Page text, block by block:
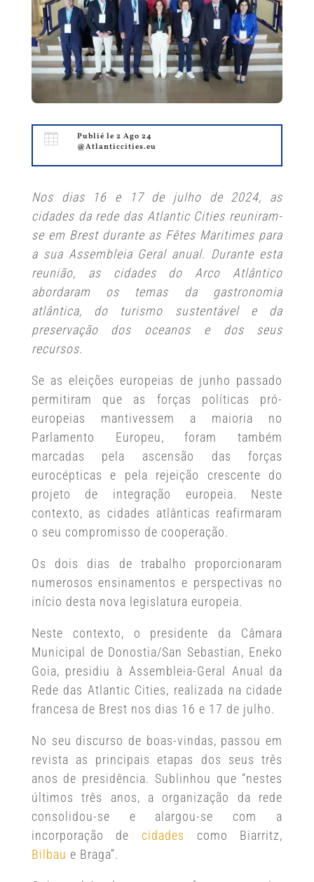

Publié le 2 Ago 24
@Atlanticcities.eu
Nos dias 16 e 17 de julho de 2024, as
cidades da rede das Atlantic Cities reuniram-
se em Brest durante as Fêtes Maritimes para
a sua Assembleia Geral anual. Durante esta
reunião, as cidades do Arco Atlântico
abordaram os temas da gastronomia
atlântica, do turismo sustentável e da
preservação dos oceanos e dos seus
recursos.
Se as eleições europeias de junho passado
permitiram que as forças políticas pró-
europeias mantivessem a maioria no
Parlamento Europeu, foram também
marcadas pela ascensão das forças
eurocépticas e pela rejeição crescente do
projeto de integração europeia. Neste
contexto, as cidades atlânticas reafirmaram
o seu compromisso de cooperação.
Os dois dias de trabalho proporcionaram
numerosos ensinamentos e perspectivas no
início desta nova legislatura europeia.
Neste contexto, o presidente da Câmara
Municipal de Donostia/San Sebastian, Eneko
Goia, presidiu à Assembleia-Geral Anual da
Rede das Atlantic Cities, realizada na cidade
francesa de Brest nos dias 16 e 17 de julho.
No seu discurso de boas-vindas, passou em
revista as principais etapas dos seus três
anos de presidência. Sublinhou que “nestes
últimos três anos, a organização da rede
consolidou-se e alargou-se com a
incorporação de cidades como Biarritz,
Bilbau e Braga”.